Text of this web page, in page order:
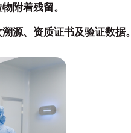
附着残留。
源、资质证书及验证数据。